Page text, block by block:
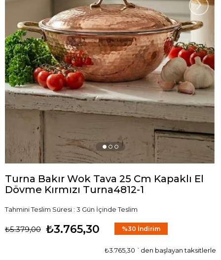
Turna Bakır Wok Tava 25 Cm Kapaklı El
Dövme Kırmızı Turna4812-1
Tahmini Teslim Süresi : 3 Gün İçinde Teslim
₺5.379,00 ₺3.765,30 %30 İndirim
₺3.765,30 `den başlayan taksitlerle